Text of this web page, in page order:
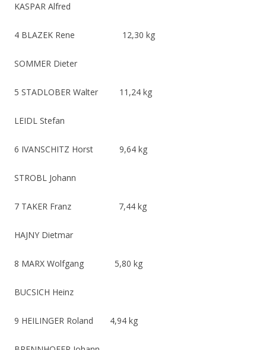
KASPAR Alfred
4 BLAZEK Rene 12,30 kg
SOMMER Dieter
5 STADLOBER Walter 11,24 kg
LEIDL Stefan
6 IVANSCHITZ Horst 9,64 kg
STROBL Johann
7 TAKER Franz 7,44 kg
HAJNY Dietmar
8 MARX Wolfgang 5,80 kg
BUCSICH Heinz
9 HEILINGER Roland 4,94 kg